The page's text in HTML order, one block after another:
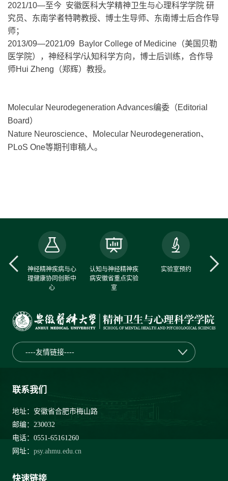
2021/10—至今 安徽医科大学精神卫生与心理科学学院 研
究员、东南学者特聘教授、博士生导师、东南博士后合作导
师；
2013/09—2021/09 Baylor College of Medicine（美国贝勒
医学院），神经科学/认知科学方向，博士后训练，合作导
师Hui Zheng（郑辉）教授。
Molecular Neurodegeneration Advances编委（Editorial
Board）
Nature Neuroscience、Molecular Neurodegeneration、
PLoS One等期刊审稿人。
心
神经精神疾病与心
理健康协同创新中
心
认知与神经精神疾
病安徽省重点实验
室
实验室预约
----友情链接----
联系我们
地址：安徽省合肥市梅山路
邮编：230032
电话：0551-65161260
网址： psy.ahmu.edu.cn
快速链接